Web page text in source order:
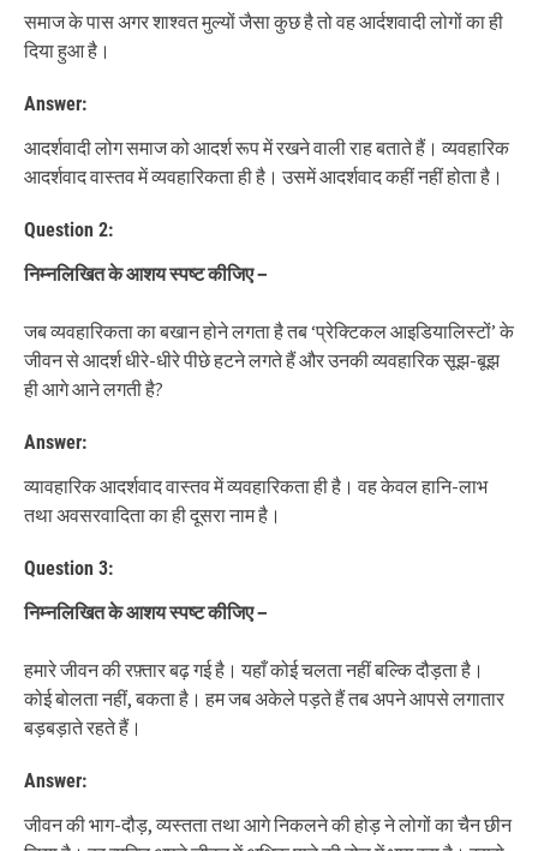
समाज के पास अगर शाश्वत मुल्यों जैसा कुछ है तो वह आर्दशवादी लोगों का ही
दिया हुआ है।
Answer:
आदर्शवादी लोग समाज को आदर्श रूप में रखने वाली राह बताते हैं। व्यवहारिक
आदर्शवाद वास्तव में व्यवहारिकता ही है। उसमें आदर्शवाद कहीं नहीं होता है।
Question 2:
निम्नलिखित के आशय स्पष्ट कीजिए−
जब व्यवहारिकता का बखान होने लगता है तब ‘प्रेक्टिकल आइडियालिस्टों’ के
जीवन से आदर्श धीरे-धीरे पीछे हटने लगते हैं और उनकी व्यवहारिक सूझ-बूझ
ही आगे आने लगती है?
Answer:
व्यावहारिक आदर्शवाद वास्तव में व्यवहारिकता ही है। वह केवल हानि-लाभ
तथा अवसरवादिता का ही दूसरा नाम है।
Question 3:
निम्नलिखित के आशय स्पष्ट कीजिए−
हमारे जीवन की रफ़्तार बढ़ गई है। यहाँ कोई चलता नहीं बल्कि दौड़ता है।
कोई बोलता नहीं, बकता है। हम जब अकेले पड़ते हैं तब अपने आपसे लगातार
बड़बड़ाते रहते हैं।
Answer:
जीवन की भाग-दौड़, व्यस्तता तथा आगे निकलने की होड़ ने लोगों का चैन छीन